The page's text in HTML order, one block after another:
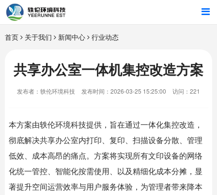
首页
行业解决方案
智能硬件
关于我们
首页 关于我们 新闻中心 行业动态
共享办公室一体机集控改造方案
发布者：轶伦环境科技 发布时间：2026-03-25 15:25:00 访问：221
本方案由轶伦环境科技提供，旨在通过一体化集控改造，
彻底解决共享办公室内打印、复印、扫描设备分散、管理
低效、成本高昂的痛点。方案将实现所有文印设备的网络
化统一管控、智能化按需使用、以及精细化成本分摊，显
著提升空间运营效率与用户服务体验，为管理者带来降本